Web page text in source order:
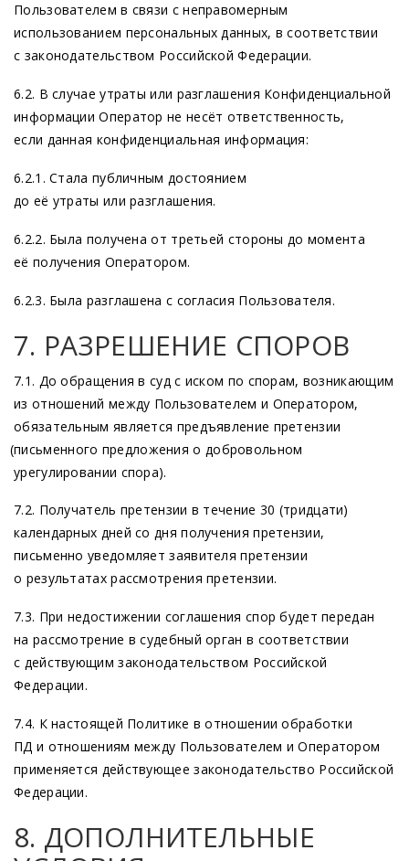
Пользователем в связи с неправомерным
использованием персональных данных, в соответствии
с законодательством Российской Федерации.
6.2. В случае утраты или разглашения Конфиденциальной
информации Оператор не несёт ответственность,
если данная конфиденциальная информация:
6.2.1. Стала публичным достоянием
до её утраты или разглашения.
6.2.2. Была получена от третьей стороны до момента
её получения Оператором.
6.2.3. Была разглашена с согласия Пользователя.
7. РАЗРЕШЕНИЕ СПОРОВ
7.1. До обращения в суд с иском по спорам, возникающим
из отношений между Пользователем и Оператором,
обязательным является предъявление претензии
(письменного предложения о добровольном
урегулировании спора).
7.2. Получатель претензии в течение 30 (тридцати)
календарных дней со дня получения претензии,
письменно уведомляет заявителя претензии
о результатах рассмотрения претензии.
7.3. При недостижении соглашения спор будет передан
на рассмотрение в судебный орган в соответствии
с действующим законодательством Российской
Федерации.
7.4. К настоящей Политике в отношении обработки
ПД и отношениям между Пользователем и Оператором
применяется действующее законодательство Российской
Федерации.
8. ДОПОЛНИТЕЛЬНЫЕ